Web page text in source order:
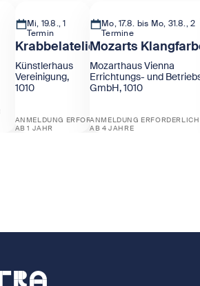
Mi, 19.8., 1
Termin
Krabbelatelier
Künstlerhaus
Vereinigung,
1010
ANMELDUNG ERFORDERLICH
AB 1 JAHR
Mo, 17.8. bis Mo, 31.8., 2
Termine
Mozarts
Mozarthaus Vienna
Errichtungs- und
GmbH, 1010
ANMELDUNG ERFORDERLICH
AB 4 JAHRE